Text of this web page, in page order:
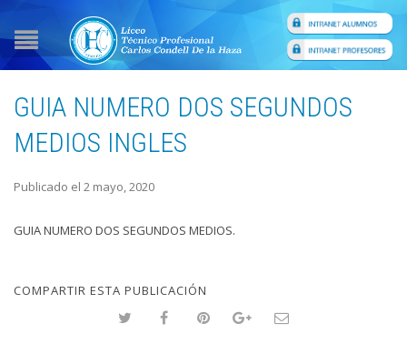
GUIA NUMERO DOS SEGUNDOS
MEDIOS INGLES
Publicado el 2 mayo, 2020
GUIA NUMERO DOS SEGUNDOS MEDIOS.
COMPARTIR ESTA PUBLICACIÓN